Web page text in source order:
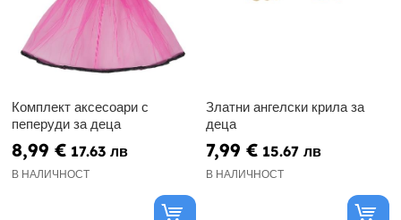
Комплект аксесоари с
пеперуди за деца
8,99 € 17.63 лв
В НАЛИЧНОСТ
Златни ангелски крила за
деца
7,99 € 15.67 лв
В НАЛИЧНОСТ